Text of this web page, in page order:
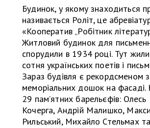
Будинок, у якому знаходиться
називається Роліт, це
«Кооператив „Робітник
Житловий будинок для
спорудили в 1934 році. Тут
сотня українських поетів і
Зараз будівля є рекордсменом
меморіальних дошок на фасаді.
29 пам’ятних барельєфів: Олесь
Кочерга, Андрій Малишко,
Рильський, Михайло Стельмах та